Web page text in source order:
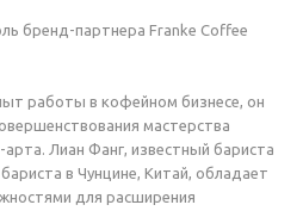
бренд-партнера Franke Coffee
работы в кофейном бизнесе, он
мастерства
Лиан Фанг, известный бариста
в Чунцине, Китай, обладает
для расширения